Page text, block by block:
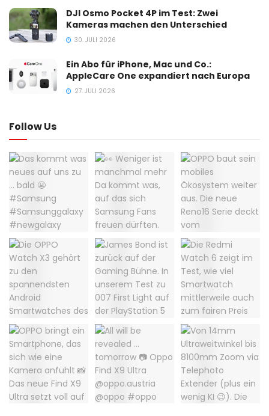
DJI Osmo Pocket 4P im Test: Zwei
Kameras machen den Unterschied
30. JULI 2026
Ein Abo für iPhone, Mac und Co.:
AppleCare One expandiert nach Europa
27. JULI 2026
Follow Us